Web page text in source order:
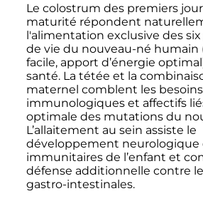
Le colostrum des premiers
maturité répondent
l'alimentation exclusive des
de vie du nouveau-né humain
facile, apport d’énergie
santé. La tétée et la
maternel comblent les
immunologiques et affectifs
optimale des mutations du
L’allaitement au sein assiste le
développement neurologique
immunitaires de l’enfant et
défense additionnelle contre
gastro-intestinales.